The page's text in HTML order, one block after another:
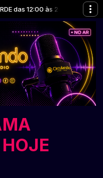
das 12:00 às 20:00